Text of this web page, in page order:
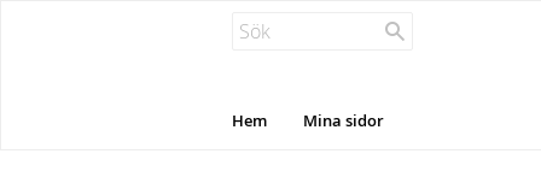
Hem Mina sidor